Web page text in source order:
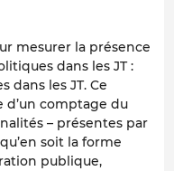
mesurer la présence
dans les JT :
dans les JT. Ce
d’un comptage du
– présentes par
soit la forme
publique,